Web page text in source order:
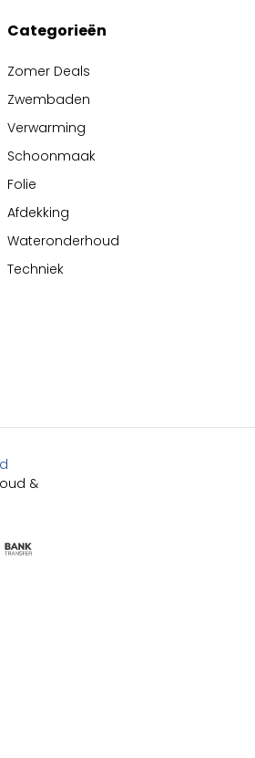
Categorieën
Zomer Deals
Zwembaden
Verwarming
Schoonmaak
Folie
Afdekking
Wateronderhoud
Techniek
&